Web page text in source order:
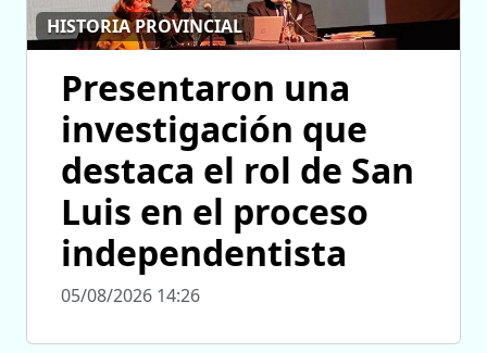
HISTORIA PROVINCIAL
Presentaron una
investigación que
destaca el rol de San
Luis en el proceso
independentista
05/08/2026 14:26